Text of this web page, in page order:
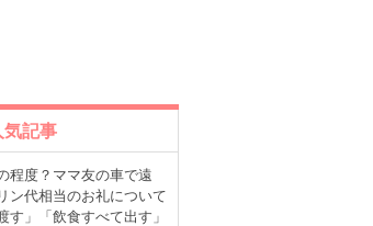
記事
程度？ママ友の車で遠
ン代相当のお礼について
す」「飲食すべて出す」